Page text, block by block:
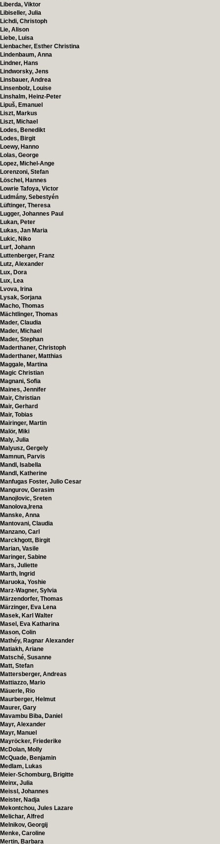
Liberda, Viktor
Libiseller, Julia
Lichdi, Christoph
Lie, Alison
Liebe, Luisa
Lienbacher, Esther Christina
Lindenbaum, Anna
Lindner, Hans
Lindworsky, Jens
Linsbauer, Andrea
Linsenbolz, Louise
Linshalm, Heinz-Peter
Lipuš, Emanuel
Liszt, Markus
Liszt, Michael
Lodes, Benedikt
Lodes, Birgit
Loewy, Hanno
Lolas, George
Lopez, Michel-Ange
Lorenzoni, Stefan
Löschel, Hannes
Lowrie Tafoya, Victor
Ludmány, Sebestyén
Lüftinger, Theresa
Lugger, Johannes Paul
Lukan, Peter
Lukas, Jan Maria
Lukic, Niko
Lurf, Johann
Luttenberger, Franz
Lutz, Alexander
Lux, Dora
Lux, Lea
Lvova, Irina
Lysak, Sorjana
Macho, Thomas
Mächtlinger, Thomas
Mader, Claudia
Mader, Michael
Mader, Stephan
Maderthaner, Christoph
Maderthaner, Matthias
Maggale, Martina
Magic Christian
Magnani, Sofia
Maines, Jennifer
Mair, Christian
Mair, Gerhard
Mair, Tobias
Mairinger, Martin
Malör, Miki
Maly, Julia
Malyusz, Gergely
Mamnun, Parvis
Mandl, Isabella
Mandl, Katherine
Manfugas Foster, Julio Cesar
Mangurov, Gerasim
Manojlovic, Sreten
Manolova,Irena
Manske, Anna
Mantovani, Claudia
Manzano, Carl
Marckhgott, Birgit
Marian, Vasile
Maringer, Sabine
Mars, Juliette
Marth, Ingrid
Maruoka, Yoshie
Marz-Wagner, Sylvia
Märzendorfer, Thomas
Märzinger, Eva Lena
Masek, Karl Walter
Masel, Eva Katharina
Mason, Colin
Mathéy, Ragnar Alexander
Matiakh, Ariane
Matsché, Susanne
Matt, Stefan
Mattersberger, Andreas
Mattiazzo, Mario
Mäuerle, Rio
Maurberger, Helmut
Maurer, Gary
Mavambu Biba, Daniel
Mayr, Alexander
Mayr, Manuel
Mayröcker, Friederike
McDolan, Molly
McQuade, Benjamin
Medlam, Lukas
Meier-Schomburg, Brigitte
Meinx, Julia
Meissl, Johannes
Meister, Nadja
Mekontchou, Jules Lazare
Melichar, Alfred
Melnikov, Georgij
Menke, Caroline
Mertin, Barbara